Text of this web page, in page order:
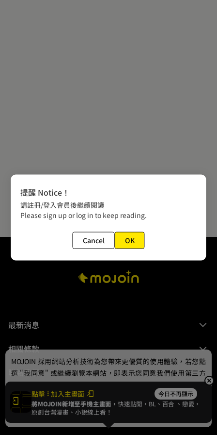
最新消息
相關條款
聯絡我們
© 2024 gamania Digital Entertainment Co., Ltd.
點擊 加入主畫面 今日不再顯示
將MOJOIN新增至手機主畫面，快速點開，BL、 百合 、戀愛，
原創台灣漫畫、小說線上看！
MOJOIN 採用網站分析技術為您帶來更優質的使用體驗，若您點
選 "我同意" 或繼續瀏覽本網站，即表示您同意我們使用第三方
Cookie，欲瞭解更多資訊請見隱私權政策。
我同意
提醒 Notice！
請註冊/登入會員後繼續閱讀
Please sign up or log in to keep reading.
Cancel OK